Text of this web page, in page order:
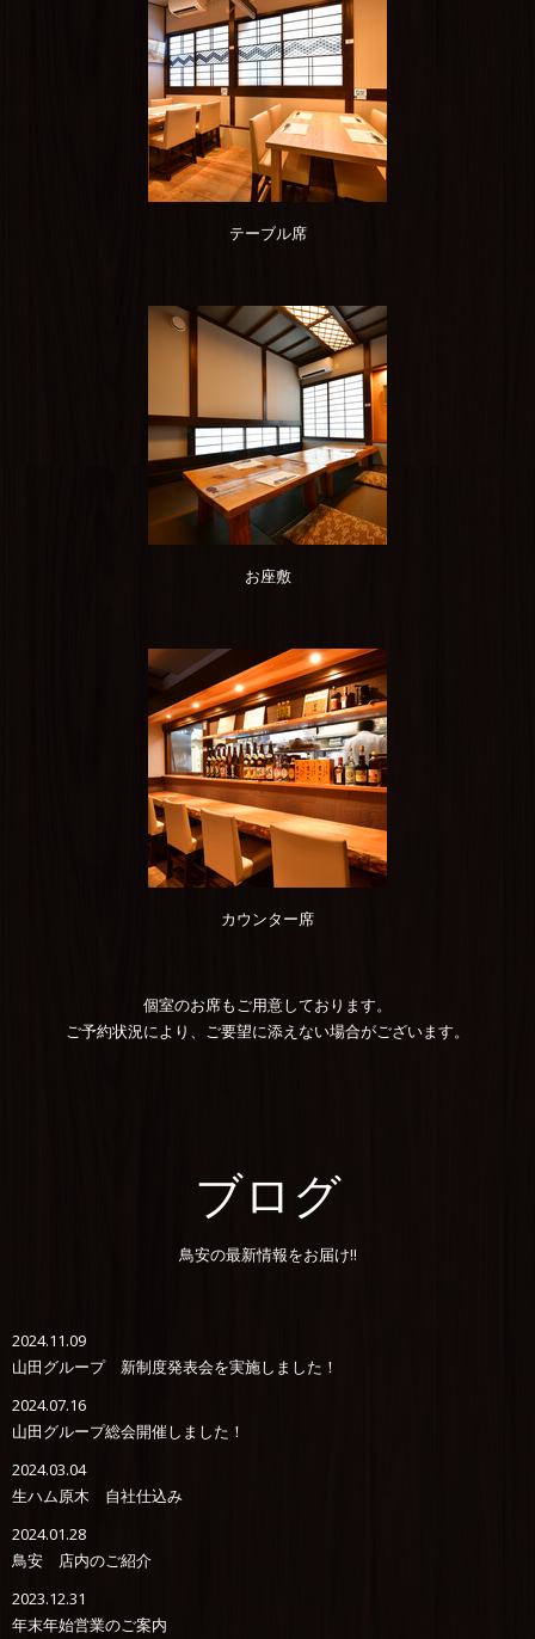
テーブル席
お座敷
カウンター席
個室のお席もご用意しております。
ご予約状況により、ご要望に添えない場合がございます。
ブログ
鳥安の最新情報をお届け!!
2024.11.09
山田グループ 新制度発表会を実施しました！
2024.07.16
山田グループ総会開催しました！
2024.03.04
生ハム原木 自社仕込み
2024.01.28
鳥安 店内のご紹介
2023.12.31
年末年始営業のご案内